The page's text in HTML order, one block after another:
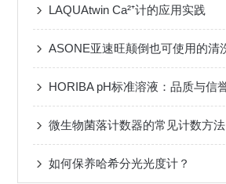
LAQUAtwin Ca²⁺计的应用实践
微生物菌落计数器的常见计数方法
如何保养哈希分光光度计？